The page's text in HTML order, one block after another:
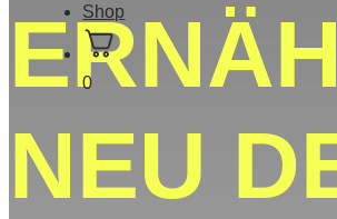
Shop
0
NEU